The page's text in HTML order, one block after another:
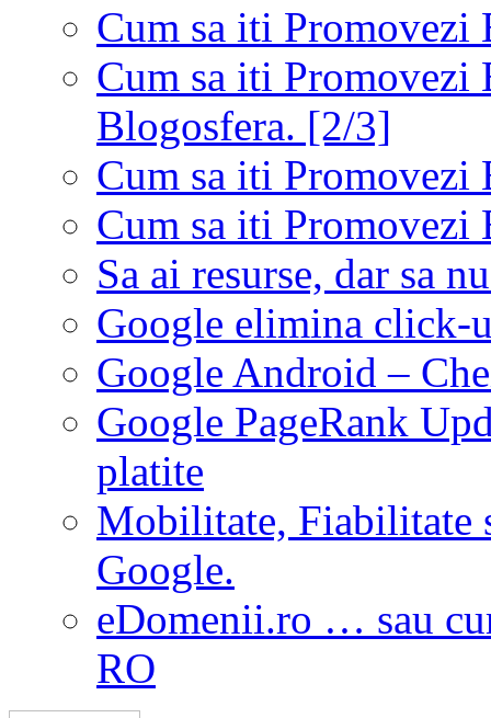
Cum sa iti
Cum sa iti Promovezi
Blogosfera. [2/3]
Cum sa iti
Cum sa iti Promovezi
Sa ai resurse, dar sa
Google elimina click-
Google Android –
Google PageRank
platite
Mobilitate, Fiabilitate
Google.
eDomenii.ro … sau
RO